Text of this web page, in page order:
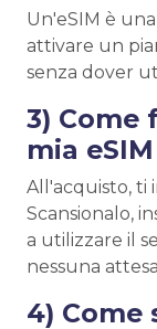
Un'eSIM è
attivare un
senza dover
3) Come
mia
All'acquisto, ti
Scansionalo,
a utilizzare il
nessuna
4) Come